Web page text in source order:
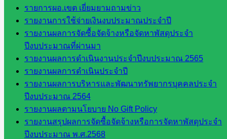
รายการผอ.เขต เยี่ยมยามถามข่าว
รายงานการใช้จ่ายเงินงบประมาณประจำปี
รายงานผลการจัดซื้อจัดจ้างหรือจัดหาพัสดุประจำ
ปีงบประมาณที่ผ่านมา
รายงานผลการดำเนินงานประจำปีงบประมาณ 2565
รายงานผลการดำเนินประจำปี
รายงานผลการบริหารและพัฒนาทรัพยากรบุคคลประจำ
ปีงบประมาณ 2564
รายงานผลตามนโยบาย No Gift Policy
รายงานสรุปผลการจัดซื้อจัดจ้างหรือการจัดหาพัสดุประจำ
ปีงบประมาณ พ.ศ.2568
::: ©2021 sakarea2.go.th. All rights reserved. Design By SK2 ICT
TEAM :::
สอบถามได้นะคะ